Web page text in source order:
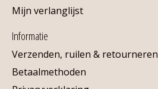
Mijn verlanglijst
Informatie
Verzenden, ruilen & retourneren
Betaalmethoden